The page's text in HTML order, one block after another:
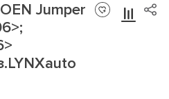
Jumper